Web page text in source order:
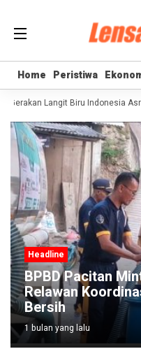
Home Peristiwa
Home Peristiwa
Langit Biru Indonesia
Headline
BPBD Pacitan
Relawan
Bersih
1 bulan yang lalu